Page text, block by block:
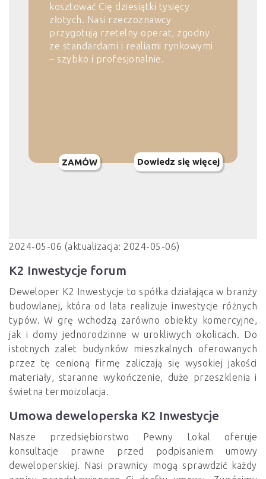
kosztować Cię dziesiątki tysięcy
złotych. Nasi rzeczoznawcy
przygotują rzetelny operat, zgodny
ze standardami i realiami rynkowymi
– szybko i profesjonalnie.
ZAMÓW Dowiedz się więcej
2024-05-06 (aktualizacja: 2024-05-06)
K2 Inwestycje forum
Deweloper K2 Inwestycje to spółka działająca w branży
budowlanej, która od lata realizuje inwestycje różnych
typów. W grę wchodzą zarówno obiekty komercyjne,
jak i domy jednorodzinne w urokliwych okolicach. Do
istotnych zalet budynków mieszkalnych oferowanych
przez tę cenioną firmę zaliczają się wysokiej jakości
materiały, staranne wykończenie, duże przeszklenia i
świetna termoizolacja.
Umowa deweloperska K2 Inwestycje
Nasze przedsiębiorstwo Pewny Lokal oferuje
konsultacje prawne przed podpisaniem umowy
deweloperskiej. Nasi prawnicy mogą sprawdzić każdy